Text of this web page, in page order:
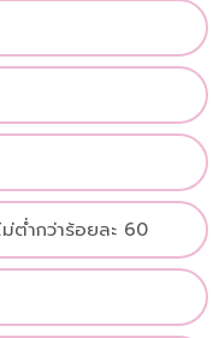
ต่ำกว่าร้อยละ 60